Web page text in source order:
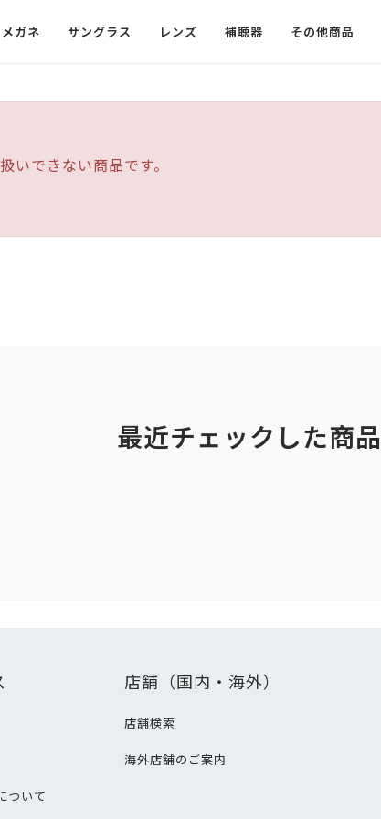
メガネ サングラス レンズ 補聴器 その他商品
いできない商品です。
最近チェックした商品
ついて
店舗（国内・海外）
店舗検索
海外店舗のご案内